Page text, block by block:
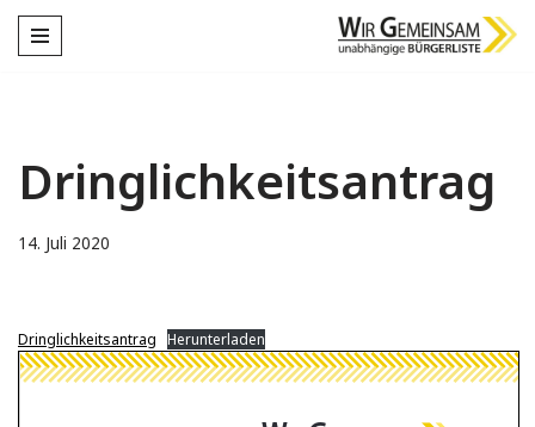
Dringlichkeitsantrag
14. Juli 2020
Dringlichkeitsantrag Herunterladen